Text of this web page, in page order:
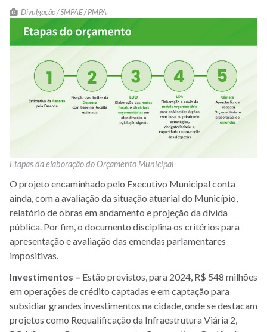
Divulgação / SMPAE / PMPA
Etapas da elaboração do Orçamento Municipal
O projeto encaminhado pelo Executivo Municipal conta
ainda, com a avaliação da situação atuarial do Município,
relatório de obras em andamento e projeção da dívida
pública. Por fim, o documento disciplina os critérios para
apresentação e avaliação das emendas parlamentares
impositivas.
Investimentos – Estão previstos, para 2024, R$ 548 milhões
em operações de crédito captadas e em captação para
subsidiar grandes investimentos na cidade, onde se destacam
projetos como Requalificação da Infraestrutura Viária 2,